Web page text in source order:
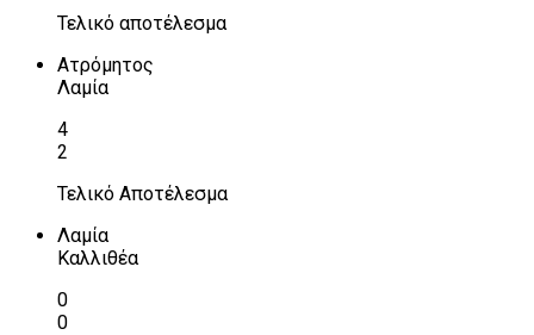
Τελικό αποτέλεσμα
Ατρόμητος
Λαμία
4
2
Τελικό Αποτέλεσμα
Λαμία
Καλλιθέα
0
0